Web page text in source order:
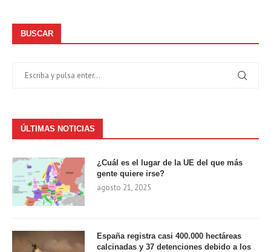
BUSCAR
ÚLTIMAS NOTICIAS
¿Cuál es el lugar de la UE del que más
gente quiere irse?
agosto 21, 2025
España registra casi 400.000 hectáreas
calcinadas y 37 detenciones debido a los